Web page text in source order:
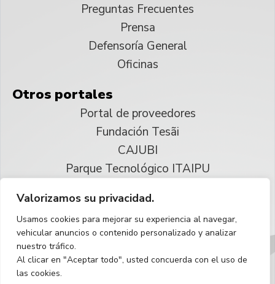
Valorizamos su privacidad.
Usamos cookies para mejorar su experiencia al navegar,
vehicular anuncios o contenido personalizado y analizar
nuestro tráfico.
Al clicar en "Aceptar todo", usted concuerda con el uso de
las cookies.
Preguntas Frecuentes
Prensa
Defensoría General
Oficinas
Otros portales
Portal de proveedores
Fundación Tesãi
CAJUBI
Parque Tecnológico ITAIPU
Reservados todos los derechos
Español